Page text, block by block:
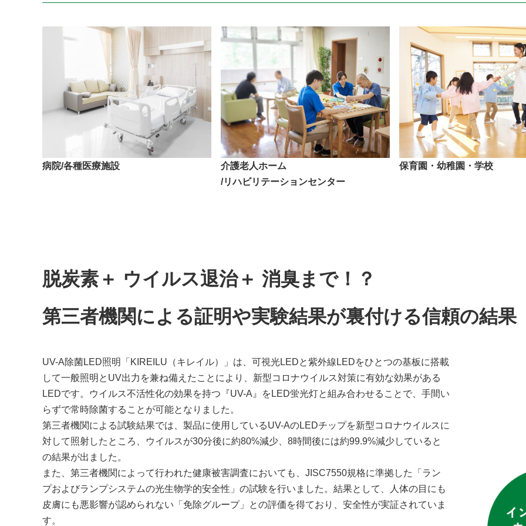
病院/各種医療施設
介護老人ホーム
/リハビリテーションセンター
保育園・幼稚園・学校
脱炭素＋ ウイルス退治＋ 消臭まで！？
第三者機関による証明や実験結果が裏付ける信頼の結果
UV-A除菌LED照明「KIREILU（キレイル）」は、可視光LEDと紫外線LEDをひとつの基板に搭載
して一般照明とUV出力を兼ね備えたことにより、新型コロナウイルス対策に有効な効果がある
LEDです。ウイルス不活性化の効果を持つ『UV-A』をLED蛍光灯と組み合わせることで、手間い
らずで常時除菌することが可能となりました。
第三者機関による試験結果では、製品に使用しているUV-AのLEDチップを新型コロナウイルスに
対して照射したところ、ウイルスが30分後に約80%減少、8時間後には約99.9%減少していると
の結果が出ました。
また、第三者機関によって行われた健康被害調査においても、JISC7550規格に準拠した「ラン
プおよびランプシステムの光生物学的安全性」の試験を行いました。結果として、人体の目にも
皮膚にも悪影響が認められない「免除グループ」との評価を得ており、安全性が実証されていま
す。